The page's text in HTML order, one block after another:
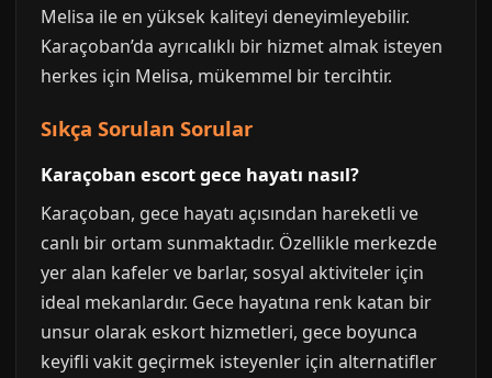
Melisa ile en yüksek kaliteyi deneyimleyebilir.
Karaçoban’da ayrıcalıklı bir hizmet almak isteyen
herkes için Melisa, mükemmel bir tercihtir.
Sıkça Sorulan Sorular
Karaçoban escort gece hayatı nasıl?
Karaçoban, gece hayatı açısından hareketli ve
canlı bir ortam sunmaktadır. Özellikle merkezde
yer alan kafeler ve barlar, sosyal aktiviteler için
ideal mekanlardır. Gece hayatına renk katan bir
unsur olarak eskort hizmetleri, gece boyunca
keyifli vakit geçirmek isteyenler için alternatifler